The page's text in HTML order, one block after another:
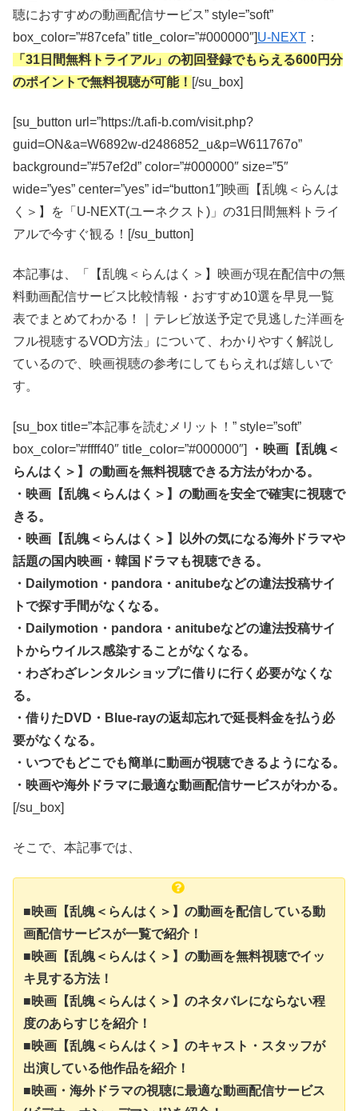
聴におすすめの動画配信サービス” style=”soft”
box_color=”#87cefa” title_color=”#000000″]U-NEXT ：
「31日間無料トライアル」の初回登録でもらえる600円分
のポイントで無料視聴が可能！ [/su_box]
[su_button url=”https://t.afi-b.com/visit.php?
guid=ON&a=W6892w-d2486852_u&p=W611767o”
background=”#57ef2d” color=”#000000″ size=”5″
wide=”yes” center=”yes” id=“button1″]映画【乱魄＜らんは
く＞】を「U-NEXT(ユーネクスト)」の31日間無料トライ
アルで今すぐ観る！[/su_button]
本記事は、「【乱魄＜らんはく＞】映画が現在配信中の無
料動画配信サービス比較情報・おすすめ10選を早見一覧
表でまとめてわかる！｜テレビ放送予定で見逃した洋画を
フル視聴するVOD方法」について、わかりやすく解説し
ているので、映画視聴の参考にしてもらえれば嬉しいで
す。
[su_box title=”本記事を読むメリット！” style=”soft”
box_color=”#ffff40″ title_color=”#000000″]
・映画【乱魄＜
らんはく＞】の動画を無料視聴できる方法がわかる。
・映画【乱魄＜らんはく＞】の動画を安全で確実に視聴で
きる。
・映画【乱魄＜らんはく＞】以外の気になる海外ドラマや
話題の国内映画・韓国ドラマも視聴できる。
・Dailymotion・pandora・anitubeなどの違法投稿サイ
トで探す手間がなくなる。
・Dailymotion・pandora・anitubeなどの違法投稿サイ
トからウイルス感染することがなくなる。
・わざわざレンタルショップに借りに行く必要がなくな
る。
・借りたDVD・Blue-rayの返却忘れで延長料金を払う必
要がなくなる。
・いつでもどこでも簡単に動画が視聴できるようになる。
・映画や海外ドラマに最適な動画配信サービスがわかる。
[/su_box]
そこで、本記事では、
■映画【乱魄＜らんはく＞】の動画を配信している動
画配信サービスが一覧で紹介！
■映画【乱魄＜らんはく＞】の動画を無料視聴でイッ
キ見する方法！
■映画【乱魄＜らんはく＞】のネタバレにならない程
度のあらすじを紹介！
■映画【乱魄＜らんはく＞】のキャスト・スタッフが
出演している他作品を紹介！
■映画・海外ドラマの視聴に最適な動画配信サービス